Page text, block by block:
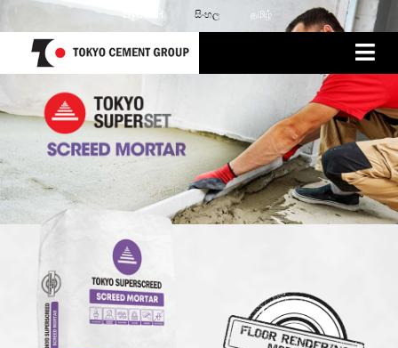
ENGLISH සිංහල தமிழ்